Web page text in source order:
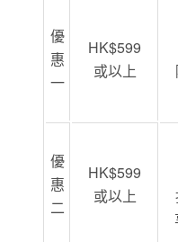
優
惠
一
HK$599
或以上
優
惠
二
HK$599
或以上